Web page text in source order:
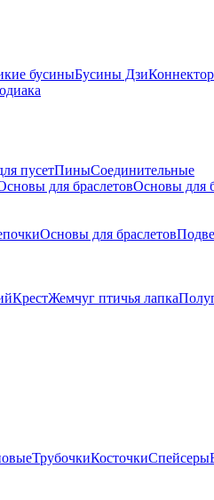
бусиныБусины Дзи
пусетПиныСоединительные
для браслетовОсновы для
Основы для браслетов
КрестЖемчуг птичья лапка
ТрубочкиКосточкиСпейсеры